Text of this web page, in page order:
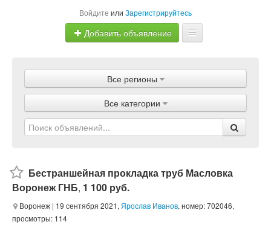
Войдите или Зарегистрируйтесь
Добавить объявление
Объявления
Магазины
Услуги
Все регионы
Все категории
Бестраншейная прокладка труб Масловка
Воронеж ГНБ, 1 100 руб.
Воронеж | 19 сентября 2021, Ярослав Иванов, номер: 702046,
просмотры: 114